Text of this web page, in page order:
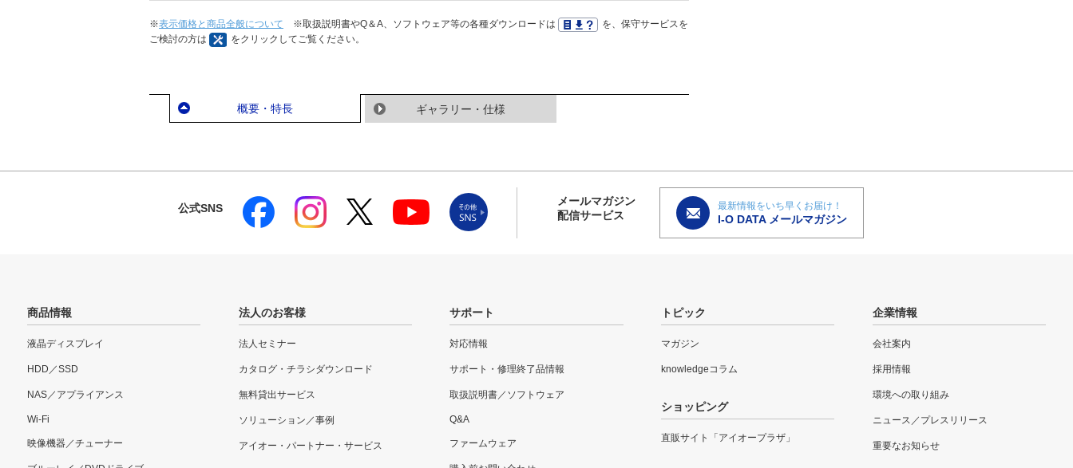
※表示価格と商品全般について ※取扱説明書やQ＆A、ソフトウェア等の各種ダウンロードは
を、保守サービスを
ご検討の方は
をクリックしてご覧ください。
概要・特長 ギャラリー・仕様
公式SNS
メールマガジン
配信サービス
最新情報をいち早くお届け！
I-O DATA メールマガジン
商品情報
液晶ディスプレイ
HDD／SSD
NAS／アプライアンス
Wi-Fi
映像機器／チューナー
法人のお客様
法人セミナー
カタログ・チラシダウンロード
無料貸出サービス
ソリューション／事例
アイオー・パートナー・サービス
サポート
対応情報
サポート・修理終了品情報
取扱説明書／ソフトウェア
Q&A
ファームウェア
トピック
マガジン
knowledgeコラム
ショッピング
直販サイト「アイオープラザ」
企業情報
会社案内
採用情報
環境への取り組み
ニュース／プレスリリース
重要なお知らせ